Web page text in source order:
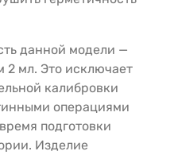
данной модели —
2 мл. Это исключает
калибровки
операциями
подготовки
Изделие